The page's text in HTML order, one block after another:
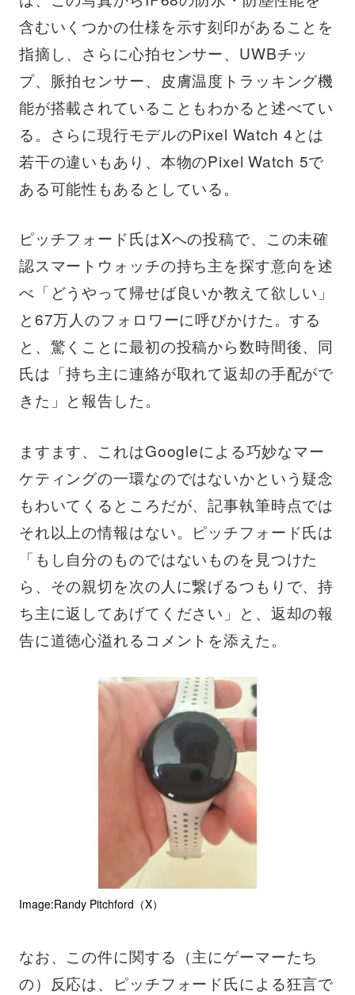
含むいくつかの仕様を示す刻印があることを
指摘し、さらに心拍センサー、UWBチッ
プ、脈拍センサー、皮膚温度トラッキング機
能が搭載されていることもわかると述べてい
る。さらに現行モデルのPixel Watch 4とは
若干の違いもあり、本物のPixel Watch 5で
ある可能性もあるとしている。
ピッチフォード氏はXへの投稿で、この未確
認スマートウォッチの持ち主を探す意向を述
べ「どうやって帰せば良いか教えて欲しい」
と67万人のフォロワーに呼びかけた。する
と、驚くことに最初の投稿から数時間後、同
氏は「持ち主に連絡が取れて返却の手配がで
きた」と報告した。
ますます、これはGoogleによる巧妙なマー
ケティングの一環なのではないかという疑念
もわいてくるところだが、記事執筆時点では
それ以上の情報はない。ピッチフォード氏は
「もし自分のものではないものを見つけた
ら、その親切を次の人に繋げるつもりで、持
ち主に返してあげてください」と、返却の報
告に道徳心溢れるコメントを添えた。
Image:Randy Pitchford（X）
なお、この件に関する（主にゲーマーたち
の）反応は、ピッチフォード氏による狂言で